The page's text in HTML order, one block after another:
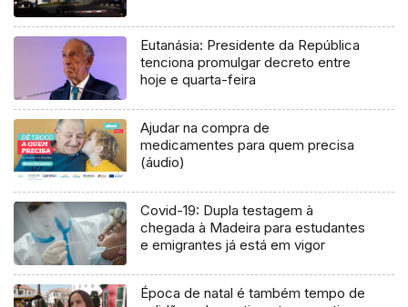
Eutanásia: Presidente da República
tenciona promulgar decreto entre
hoje e quarta-feira
Ajudar na compra de
medicamentes para quem precisa
(áudio)
Covid-19: Dupla testagem à
chegada à Madeira para estudantes
e emigrantes já está em vigor
Época de natal é também tempo de